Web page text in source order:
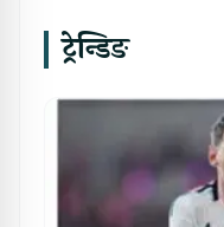
ट्रेन्डिङ